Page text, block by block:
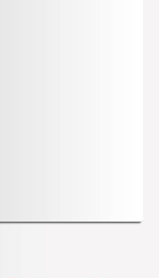
DE LA
référent culture ROCA